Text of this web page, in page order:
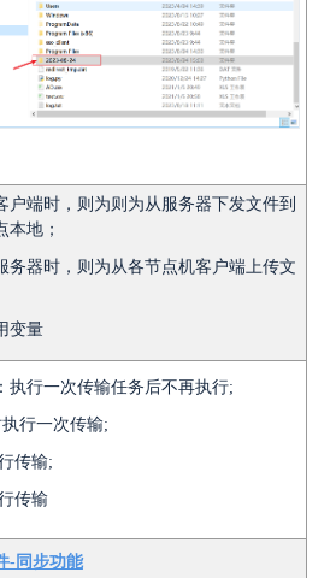
户端时，则为则为从服务器下发文件到
本地；
务器时，则为从各节点机客户端上传文
变量
执行一次传输任务后不再执行;
行一次传输;
传输;
传输
-同步功能